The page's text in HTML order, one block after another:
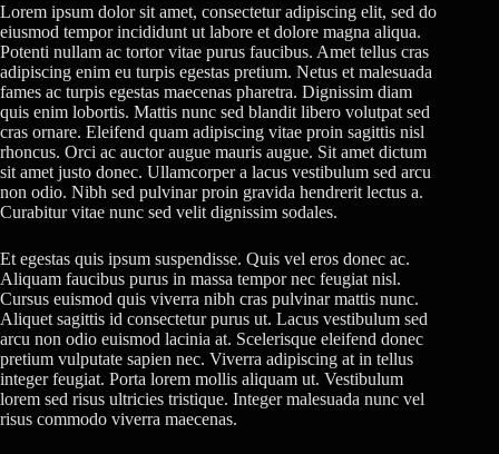
Lorem ipsum dolor sit amet, consectetur adipiscing elit, sed do
eiusmod tempor incididunt ut labore et dolore magna aliqua.
Potenti nullam ac tortor vitae purus faucibus. Amet tellus cras
adipiscing enim eu turpis egestas pretium. Netus et malesuada
fames ac turpis egestas maecenas pharetra. Dignissim diam
quis enim lobortis. Mattis nunc sed blandit libero volutpat sed
cras ornare. Eleifend quam adipiscing vitae proin sagittis nisl
rhoncus. Orci ac auctor augue mauris augue. Sit amet dictum
sit amet justo donec. Ullamcorper a lacus vestibulum sed arcu
non odio. Nibh sed pulvinar proin gravida hendrerit lectus a.
Curabitur vitae nunc sed velit dignissim sodales.
Et egestas quis ipsum suspendisse. Quis vel eros donec ac.
Aliquam faucibus purus in massa tempor nec feugiat nisl.
Cursus euismod quis viverra nibh cras pulvinar mattis nunc.
Aliquet sagittis id consectetur purus ut. Lacus vestibulum sed
arcu non odio euismod lacinia at. Scelerisque eleifend donec
pretium vulputate sapien nec. Viverra adipiscing at in tellus
integer feugiat. Porta lorem mollis aliquam ut. Vestibulum
lorem sed risus ultricies tristique. Integer malesuada nunc vel
risus commodo viverra maecenas.